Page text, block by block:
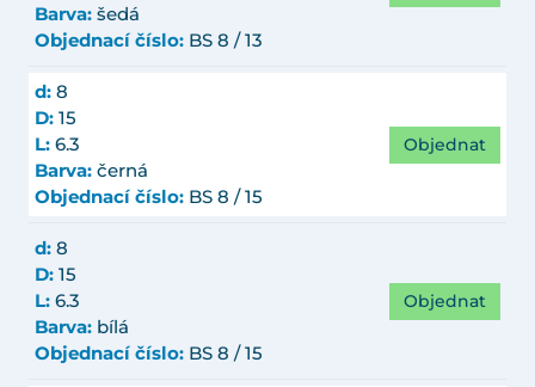
Barva: šedá
Objednací číslo: BS 8 / 13
d: 8
D: 15
L: 6.3
Barva: černá
Objednací číslo: BS 8 / 15
Objednat
d: 8
D: 15
L: 6.3
Barva: bílá
Objednací číslo: BS 8 / 15
Objednat